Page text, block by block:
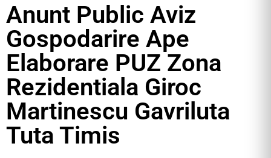
Anunt Public Aviz
Gospodarire Ape
Elaborare PUZ Zona
Rezidentiala Giroc
Martinescu Gavriluta
Tuta Timis